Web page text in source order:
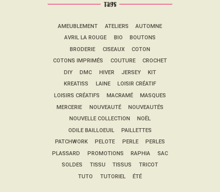
Tags
AMEUBLEMENT ATELIERS
AUTOMNE
AVRIL LA ROUGE
BIO
BOUTONS
BRODERIE
CISEAUX
COTON
COTONS IMPRIMÉS
COUTURE
CROCHET
DIY
DMC HIVER JERSEY
KIT
KREATISS
LAINE
LOISIR CRÉATIF
LOISIRS CRÉATIFS
MACRAMÉ
MASQUES
MERCERIE
NOUVEAUTÉ
NOUVEAUTÉS
NOUVELLE COLLECTION
NOËL
ODILE BAILLOEUIL
PAILLETTES
PATCHWORK
PELOTE PERLE
PERLES
PLASSARD
PROMOTIONS RAPHIA
SAC
SOLDES
TISSU TISSUS
TRICOT
TUTO
TUTORIEL ÉTÉ